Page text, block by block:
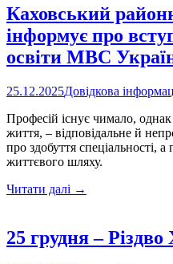
варті
вашого
спокою:
вправи
для
Каховський
інформує про
освіти МВС
25.12.2025Довідкова
Професій існує чимало,
життя, – відповідальне й
про здобуття спеціальності,
життєвого шляху.
Читати далі Каховський
поліції
інформує
→
25 грудня – Різдво